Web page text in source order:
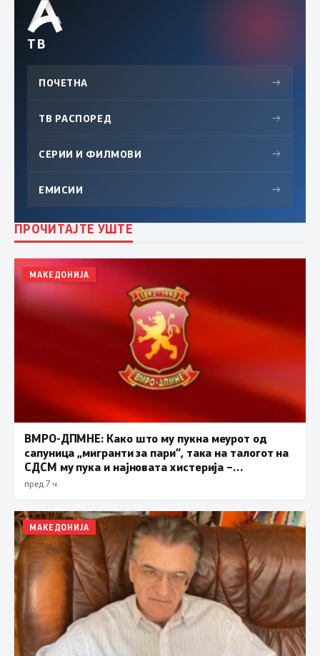
ТВ
ПОЧЕТНА →
ТВ РАСПОРЕД →
СЕРИИ И ФИЛМОВИ →
ЕМИСИИ →
ПРОЧИТАЈТЕ УШТЕ
МАКЕДОНИЈА
ВМРО-ДПМНЕ: Како што му пукна меурот од
сапуница „мигранти за пари“, така на талогот на
СДСМ му пука и најновата хистерија –
прифаќање на француски предлог
пред 7 ч.
МАКЕДОНИЈА